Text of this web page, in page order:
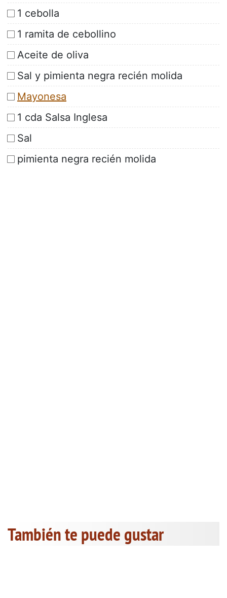
1 cebolla
1 ramita de cebollino
Aceite de oliva
Sal y pimienta negra recién molida
Mayonesa
1 cda Salsa Inglesa
Sal
pimienta negra recién molida
También te puede gustar